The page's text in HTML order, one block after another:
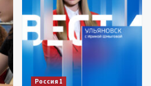
Россия 1